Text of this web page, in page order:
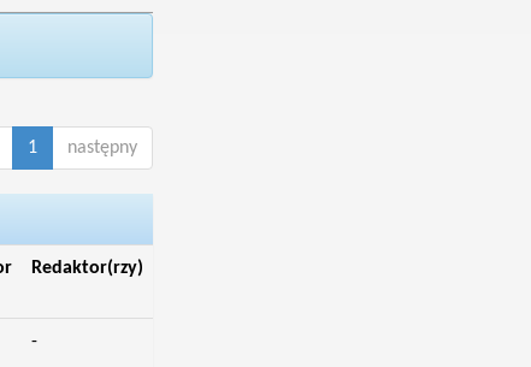
1 następny
Redaktor(rzy)
-